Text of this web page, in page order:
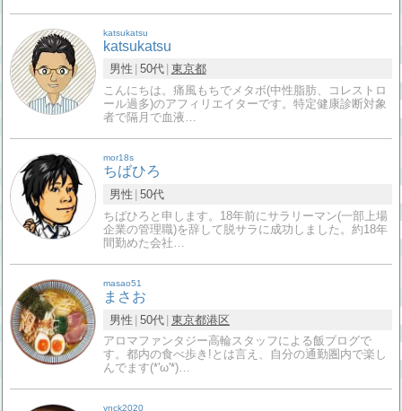
katsukatsu
katsukatsu
男性 50代 東京都
こんにちは。痛風もちでメタボ(中性脂肪、コレストロ
ール過多)のアフィリエイターです。特定健康診断対象
者で隔月で血液…
mor18s
ちばひろ
男性 50代
ちばひろと申します。18年前にサラリーマン(一部上場
企業の管理職)を辞して脱サラに成功しました。約18年
間勤めた会社…
masao51
まさお
男性 50代 東京都港区
アロマファンタジー高輪スタッフによる飯ブログで
す。都内の食べ歩き!とは言え、自分の通勤圏内で楽し
んでます(*'ω'*)…
ynck2020